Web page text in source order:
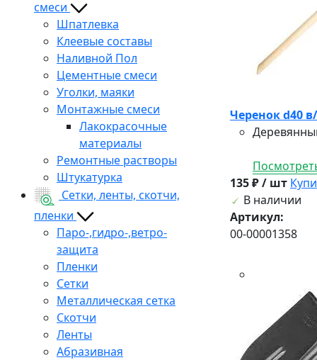
смеси
Шпатлевка
Клеевые составы
Наливной Пол
Цементные смеси
Уголки, маяки
Монтажные смеси
Лакокрасочные
материалы
Ремонтные растворы
Штукатурка
Сетки, ленты, скотчи,
пленки
Паро-,гидро-,ветро-
защита
Пленки
Сетки
Металлическая сетка
Скотчи
Ленты
Абразивная
Черенок d40
135 ₽ / шт
В наличии
Артикул:
00-00001358